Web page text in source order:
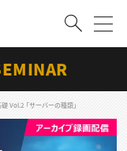
会員登録
Vol.2 「サーバーの種類」